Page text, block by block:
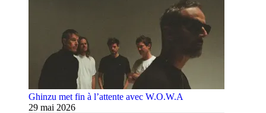
Ghinzu met fin à l’attente avec W.O.W.A
29 mai 2026